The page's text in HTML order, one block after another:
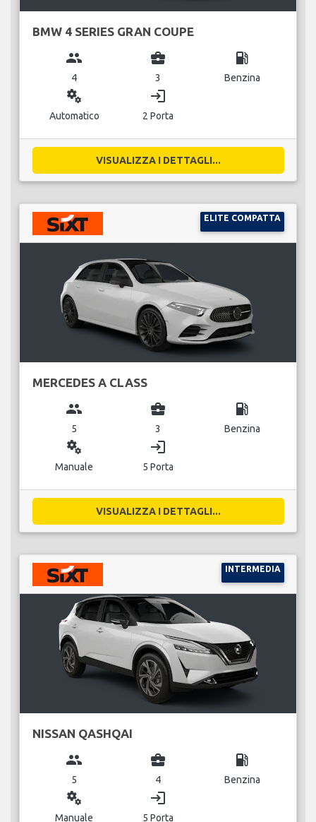
BMW 4 SERIES GRAN COUPE
group
4
business_center
3
local_gas_station
Benzina
miscellaneous_services
Automatico
login
2 Porta
VISUALIZZA I DETTAGLI...
ELITE COMPATTA
MERCEDES A CLASS
group
5
business_center
3
local_gas_station
Benzina
miscellaneous_services
Manuale
login
5 Porta
VISUALIZZA I DETTAGLI...
INTERMEDIA
NISSAN QASHQAI
group
5
business_center
4
local_gas_station
Benzina
miscellaneous_services
Manuale
login
5 Porta